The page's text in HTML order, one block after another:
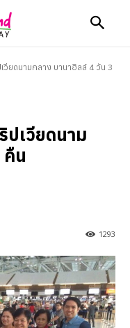
เดย์
ยดนามกลาง บานาฮิลล์ 4 วัน 3
เวียดนาม
คืน
1293